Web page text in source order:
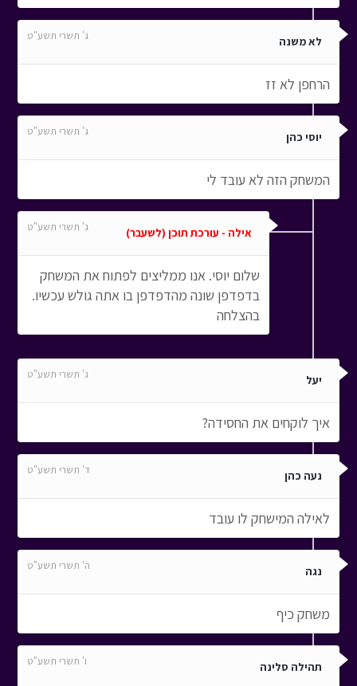
לא משנה ג' תשרי תשע"ט
הרחפן לא זז
יוסי כהן ג' תשרי תשע"ט
המשחק הזה לא עובד לי
אילה - עורכת תוכן (לשעבר) ג' תשרי תשע"ט
שלום יוסי. אנו ממליצים לפתוח את המשחק
בדפדפן שונה מהדפדפן בו אתה גולש עכשיו.
בהצלחה
יעל ג' תשרי תשע"ט
איך לוקחים את החסידה?
נעה כהן ד' תשרי תשע"ט
לאילה המישחק לו עובד
נגה ה' תשרי תשע"ט
משחק כיף
תהילה סלינה ו' תשרי תשע"ט